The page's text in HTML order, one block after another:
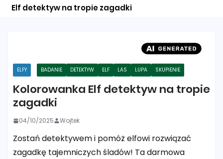
Elf detektyw na tropie zagadki
ELFY BADANIE DETEKTYW ELF LAS LUPA SKUPIENIE
Kolorowanka Elf detektyw na tropie
zagadki
04/10/2025 Wojtek
Zostań detektywem i pomóż elfowi rozwiązać
zagadkę tajemniczych śladów! Ta darmowa